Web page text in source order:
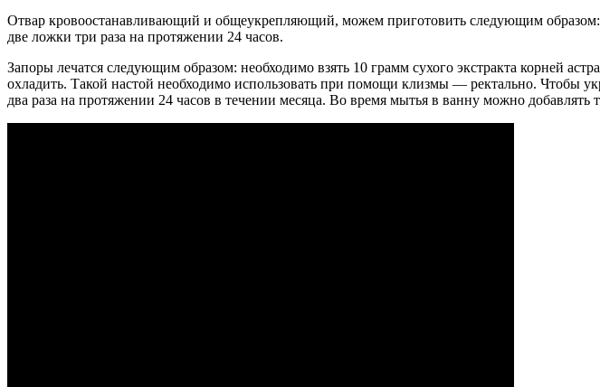
Отвар кровоостанавливающий и общеукрепляющий, можем приготовить следующим
две ложки три раза на протяжении 24 часов.
Запоры лечатся следующим образом: необходимо взять 10 грамм сухого экстракта корней
охладить. Такой настой необходимо использовать при помощи клизмы — ректально. Чтобы
два раза на протяжении 24 часов в течении месяца. Во время мытья в ванну можно добавлять